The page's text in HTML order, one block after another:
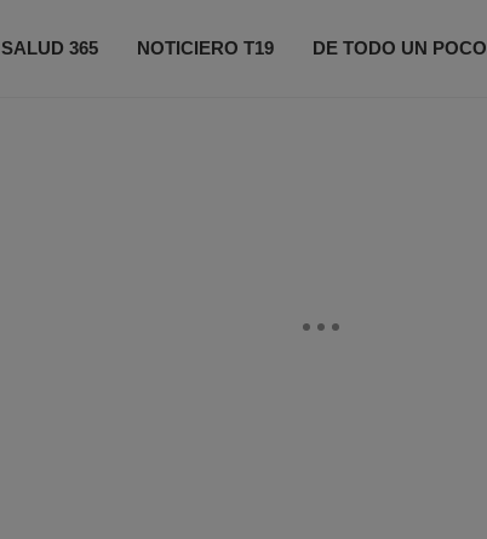
SALUD 365 NOTICIERO T19 DE TODO UN POCO